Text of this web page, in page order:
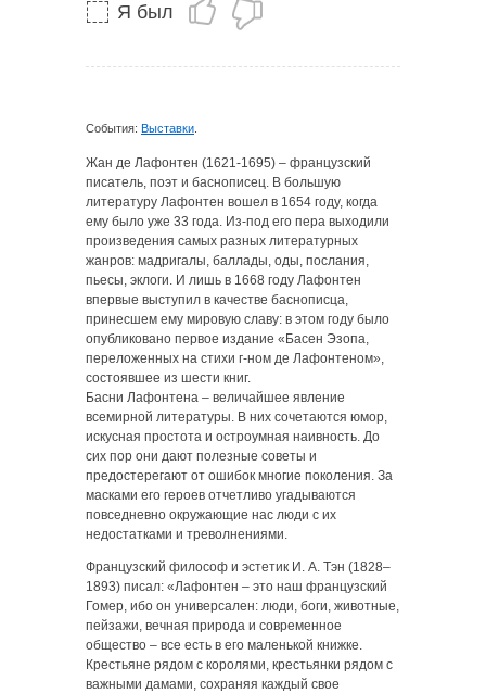
Я был
События: Выставки
Жан де Лафонтен (1621-1695) – французский
писатель, поэт и баснописец. В большую
литературу Лафонтен вошел в 1654 году, когда
ему было уже 33 года. Из-под его пера выходили
произведения самых разных литературных
жанров: мадригалы, баллады, оды, послания,
пьесы, эклоги. И лишь в 1668 году Лафонтен
впервые выступил в качестве баснописца,
принесшем ему мировую славу: в этом году было
опубликовано первое издание «Басен Эзопа,
переложенных на стихи г-ном де Лафонтеном»,
состоявшее из шести книг.
Басни Лафонтена – величайшее явление
всемирной литературы. В них сочетаются юмор,
искусная простота и остроумная наивность. До
сих пор они дают полезные советы и
предостерегают от ошибок многие поколения. За
масками его героев отчетливо угадываются
повседневно окружающие нас люди с их
недостатками и треволнениями.
Французский философ и эстетик И. А. Тэн (1828–
1893) писал: «Лафонтен – это наш французский
Гомер, ибо он универсален: люди, боги, животные,
пейзажи, вечная природа и современное
общество – все есть в его маленькой книжке.
Крестьяне рядом с королями, крестьянки рядом с
важными дамами, сохраняя каждый свое